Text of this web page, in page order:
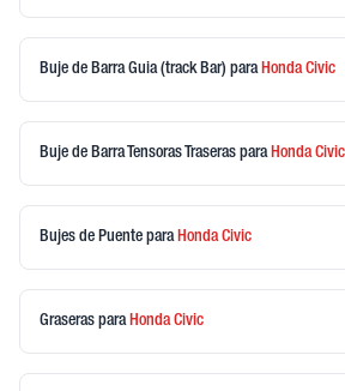
Buje de Barra Guia (track Bar) para HondaCivic
Buje de Barra Tensoras Traseras para HondaCivic
Bujes de Puente para HondaCivic
Graseras para HondaCivic